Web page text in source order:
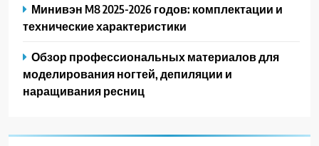
Минивэн M8 2025-2026 годов: комплектации и
технические характеристики
Обзор профессиональных материалов для
моделирования ногтей, депиляции и
наращивания ресниц